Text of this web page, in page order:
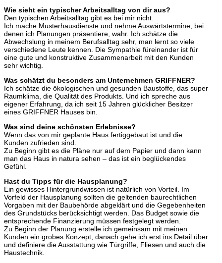
Wie sieht ein typischer Arbeitsalltag von dir aus?
Den typischen Arbeitsalltag gibt es bei mir nicht.
Ich mache Musterhausdienste und nehme Auswärtstermine, bei
denen ich Planungen präsentiere, wahr. Ich schätze die
Abwechslung in meinem Berufsalltag sehr, man lernt so viele
verschiedene Leute kennen. Die Sympathie füreinander ist für
eine gute und konstruktive Zusammenarbeit mit den Kunden
sehr wichtig.
Was schätzt du besonders am Unternehmen GRIFFNER?
Ich schätze die ökologischen und gesunden Baustoffe, das super
Raumklima, die Qualität des Produkts. Und ich spreche aus
eigener Erfahrung, da ich seit 15 Jahren glücklicher Besitzer
eines GRIFFNER Hauses bin.
Was sind deine schönsten Erlebnisse?
Wenn das von mir geplante Haus fertiggebaut ist und die
Kunden zufrieden sind.
Zu Beginn gibt es die Pläne nur auf dem Papier und dann kann
man das Haus in natura sehen – das ist ein beglückendes
Gefühl.
Hast du Tipps für die Hausplanung?
Ein gewisses Hintergrundwissen ist natürlich von Vorteil. Im
Vorfeld der Hausplanung sollten die geltenden baurechtlichen
Vorgaben mit der Baubehörde abgeklärt und die Gegebenheiten
des Grundstücks berücksichtigt werden. Das Budget sowie die
entsprechende Finanzierung müssen festgelegt werden.
Zu Beginn der Planung erstelle ich gemeinsam mit meinen
Kunden ein grobes Konzept, danach gehe ich erst ins Detail über
und definiere die Ausstattung wie Türgriffe, Fliesen und auch die
Haustechnik.